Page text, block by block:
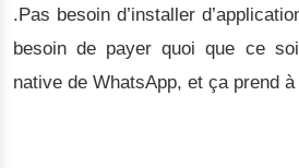
.Pas besoin d’installer
besoin de payer quoi que ce
native de WhatsApp, et ça prend